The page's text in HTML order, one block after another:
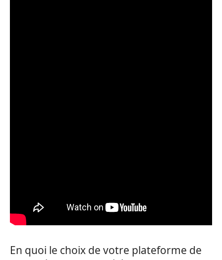
En quoi le choix de votre plateforme de